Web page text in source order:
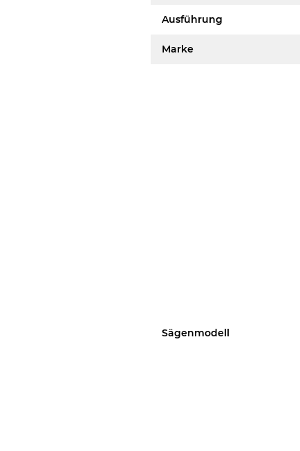
Ausführung
Marke
Sägenmodell